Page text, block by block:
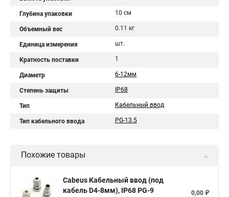
Глубина упаковки 10 см
Объемный вес 0.11 кг
Единица измерения шт.
Кратность поставки 1
Диаметр 6-12мм
Степень защиты IP68
Тип Кабельный ввод
Тип кабельного ввода PG-13.5
Похожие товары
Cabeus Кабельный ввод (под
кабель D4-8мм), IP68 PG-9
0,00 ₽